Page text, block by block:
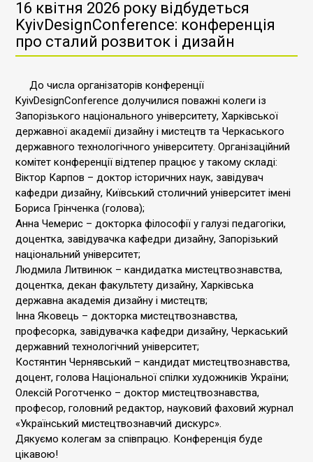
16 квітня 2026 року відбудеться
KyivDesignConference: конференція
про сталий розвиток і дизайн
До числа організаторів конференції
KyivDesignConference долучилися поважні колеги із
Запорізького національного університету, Харківської
державної академії дизайну і мистецтв та Черкаського
державного технологічного університету. Організаційний
комітет конференції відтепер працює у такому складі:
Віктор Карпов – доктор історичних наук, завідувач
кафедри дизайну, Київський столичний університет імені
Бориса Грінченка (голова);
Анна Чемерис – докторка філософії у галузі педагогіки,
доцентка, завідувачка кафедри дизайну, Запорізький
національний університет;
Людмила Литвинюк – кандидатка мистецтвознавства,
доцентка, декан факультету дизайну, Харківська
державна академія дизайну і мистецтв;
Інна Яковець – докторка мистецтвознавства,
професорка, завідувачка кафедри дизайну, Черкаський
державний технологічний університет;
Костянтин Чернявський – кандидат мистецтвознавства,
доцент, голова Національної спілки художників України;
Олексій Роготченко – доктор мистецтвознавства,
професор, головний редактор, науковий фаховий журнал
«Український мистецтвознавчий дискурс».
Дякуємо колегам за співпрацю. Конференція буде
цікавою!